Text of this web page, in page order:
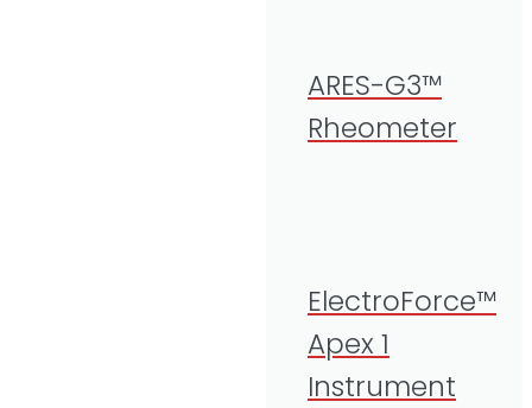
ARES-G3™
Rheometer
ElectroForce™
Apex 1
Instrument